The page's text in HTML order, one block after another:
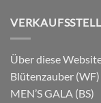
Über diese
Blütenzauber (WF)
MEN’S GALA (BS)